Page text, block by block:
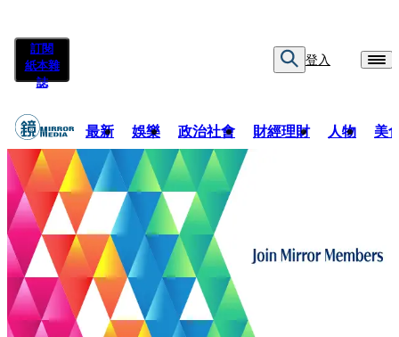
訂閱
紙本雜
誌
登入
最新 娛樂 政治社會 財經理財 人物 美